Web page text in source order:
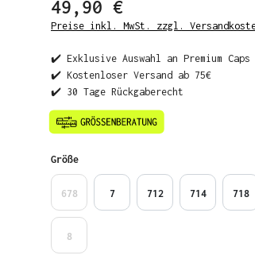
49,90 €
Preise inkl. MwSt. zzgl.
✔️ Exklusive Auswahl an Premium Caps
✔️ Kostenloser Versand ab 75€
✔️ 30 Tage Rückgaberecht
Größeauswählen
678 7 712 714 718
8